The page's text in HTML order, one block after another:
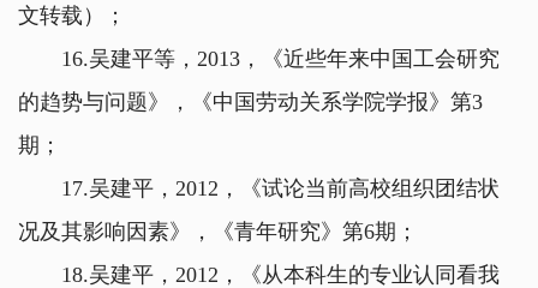
文转载）；
16.吴建平等，2013，《近些年来中国工会研究
的趋势与问题》，《中国劳动关系学院学报》第3
期；
17.吴建平，2012，《试论当前高校组织团结状
况及其影响因素》，《青年研究》第6期；
18.吴建平，2012，《从本科生的专业认同看我